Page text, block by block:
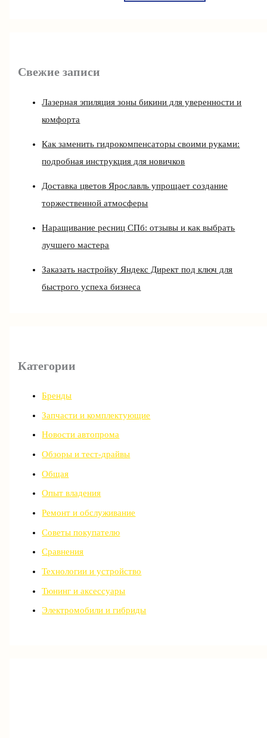
Свежие записи
Лазерная эпиляция зоны бикини для уверенности и
комфорта
Как заменить гидрокомпенсаторы своими руками:
подробная инструкция для новичков
Доставка цветов Ярославль упрощает создание
торжественной атмосферы
Наращивание ресниц СПб: отзывы и как выбрать
лучшего мастера
Заказать настройку Яндекс Директ под ключ для
быстрого успеха бизнеса
Категории
Бренды
Запчасти и комплектующие
Новости автопрома
Обзоры и тест-драйвы
Общая
Опыт владения
Ремонт и обслуживание
Советы покупателю
Сравнения
Технологии и устройство
Тюнинг и аксессуары
Электромобили и гибриды